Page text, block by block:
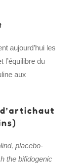
aujourd’hui les
l’équilibre du
aux
placebo-
the bifidogenic